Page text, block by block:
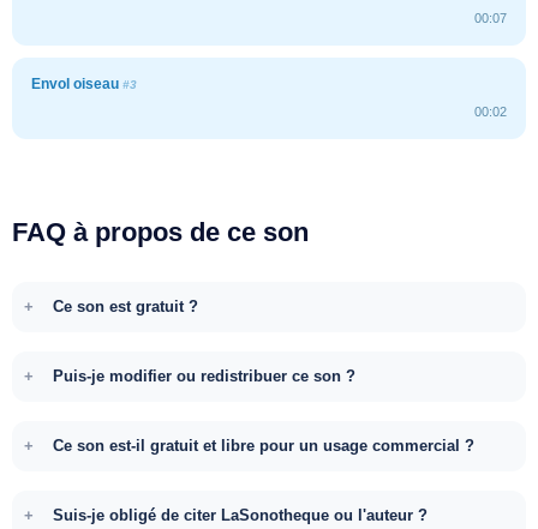
00:07
Envol oiseau #3
00:02
FAQ à propos de ce son
Ce son est gratuit ?
Puis-je modifier ou redistribuer ce son ?
Ce son est-il gratuit et libre pour un usage commercial ?
Suis-je obligé de citer LaSonotheque ou l'auteur ?